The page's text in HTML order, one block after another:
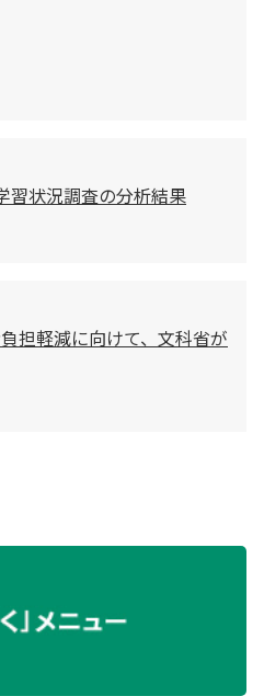
状況調査の分析結果
担軽減に向けて、文科省が